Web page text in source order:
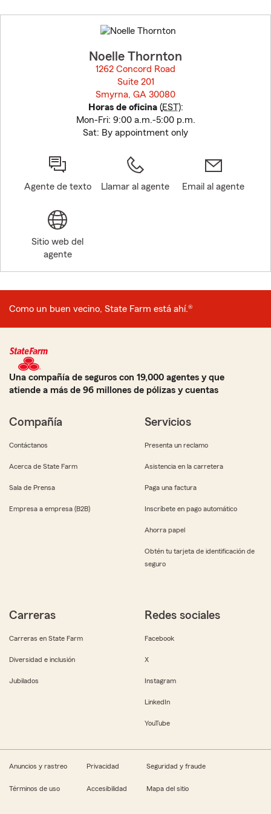
to
before
Noelle Thornton
1262 Concord Road
Suite 201
Smyrna, GA 30080
Horas de oficina(EST):
Mon-Fri: 9:00 a.m.-5:00 p.m.
Sat: By appointment only
Agente de texto Llamar al agente Email al agente
Sitio web del
agente
Como un buen vecino, State Farm está ahí.®
Una compañía de seguros con 19,000 agentes y que
atiende a más de 96 millones de pólizas y cuentas
Compañía
Contáctanos
Acerca de State Farm
Sala de Prensa
Empresa a empresa (B2B)
Servicios
Presenta un reclamo
Asistencia en la carretera
Paga una factura
Inscríbete en pago automático
Ahorra papel
Obtén tu tarjeta de identificación de
seguro
Carreras
Carreras en State Farm
Diversidad e inclusión
Jubilados
Redes sociales
Facebook
X
Instagram
LinkedIn
YouTube
Anuncios y rastreo Privacidad Seguridad y fraude
Términos de uso Accesibilidad Mapa del sitio